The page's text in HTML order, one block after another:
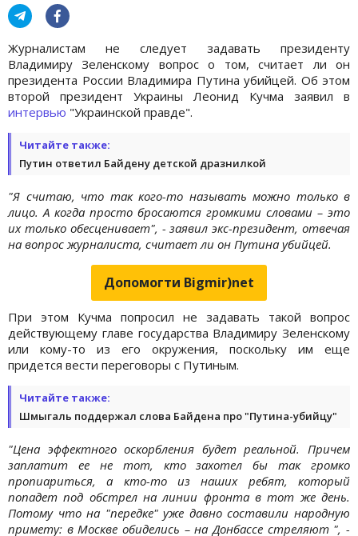
Журналистам не следует задавать президенту
Владимиру Зеленскому вопрос о том, считает ли он
президента России Владимира Путина убийцей. Об этом
второй президент Украины Леонид Кучма заявил в
интервью "Украинской правде".
Читайте также:
Путин ответил Байдену детской дразнилкой
"Я считаю, что так кого-то называть можно только в
лицо. А когда просто бросаются громкими словами – это
их только обесценивает", - заявил экс-президент, отвечая
на вопрос журналиста, считает ли он Путина убийцей.
Допомогти Bigmir)net
При этом Кучма попросил не задавать такой вопрос
действующему главе государства Владимиру Зеленскому
или кому-то из его окружения, поскольку им еще
придется вести переговоры с Путиным.
Читайте также:
Шмыгаль поддержал слова Байдена про "Путина-убийцу"
"Цена эффектного оскорбления будет реальной. Причем
заплатит ее не тот, кто захотел бы так громко
пропиариться, а кто-то из наших ребят, который
попадет под обстрел на линии фронта в тот же день.
Потому что на "передке" уже давно составили народную
примету: в Москве обиделись – на Донбассе стреляют ", -